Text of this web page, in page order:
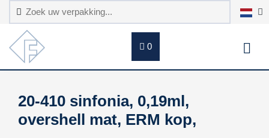
0
20-410 sinfonia, 0,19ml,
overshell mat, ERM kop,